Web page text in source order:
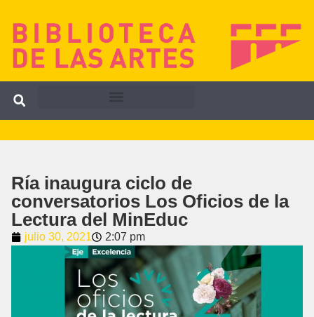
Ría inaugura ciclo de
conversatorios Los Oficios de la
Lectura del MinEduc
julio 30, 2021 2:07 pm